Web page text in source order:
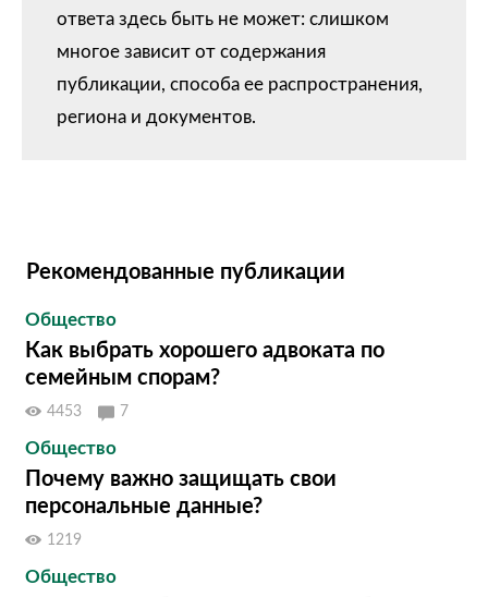
ответа здесь быть не может: слишком
многое зависит от содержания
публикации, способа ее распространения,
региона и документов.
Рекомендованные публикации
Общество
Как выбрать хорошего адвоката по
семейным спорам?
4453 7
Общество
Почему важно защищать свои
персональные данные?
1219
Общество